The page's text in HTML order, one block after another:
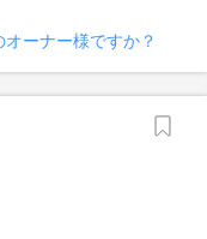
ーナー様ですか？